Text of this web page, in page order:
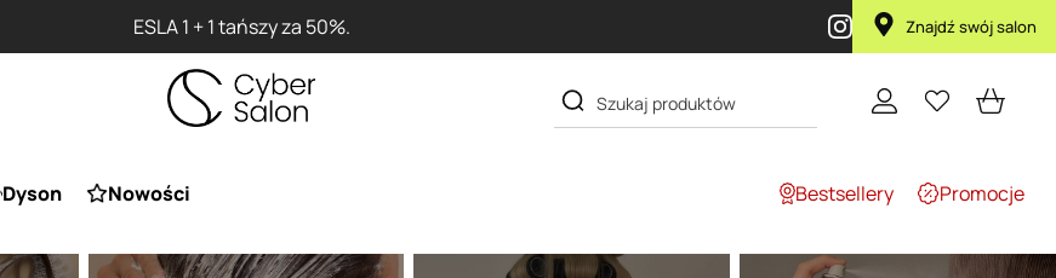
Przy zakupie produktu Artego Maska Lola za 1 żł Znajdź swój salon
Dyson Nowości Bestsellery Promocje